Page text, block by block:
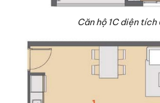
Căn hộ 1C diện